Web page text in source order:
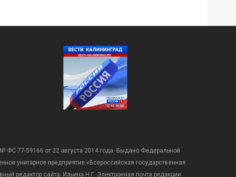
ФС 77-59166 от 22 августа 2014 года. Выдано Федеральной
унитарное предприятие «Всероссийская государственная
редактор сайта: Ильина Н.Г. Электронная почта редакции: